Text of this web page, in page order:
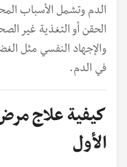
الدم وتشمل الأسباب
الحقن أو التغذية غير
والإجهاد النفسي مثل
في الدم.
كيفية علاج
الأول